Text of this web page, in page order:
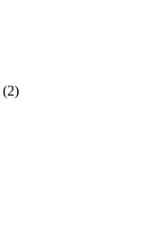
(2)